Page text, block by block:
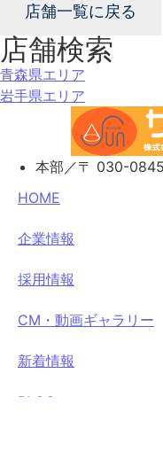
店舗一覧に戻る
店舗検索
青森県エリア
岩手県エリア
本部／〒 030-
HOME
企業情報
採用情報
CM・動画ギャラリー
新着情報
BLOG